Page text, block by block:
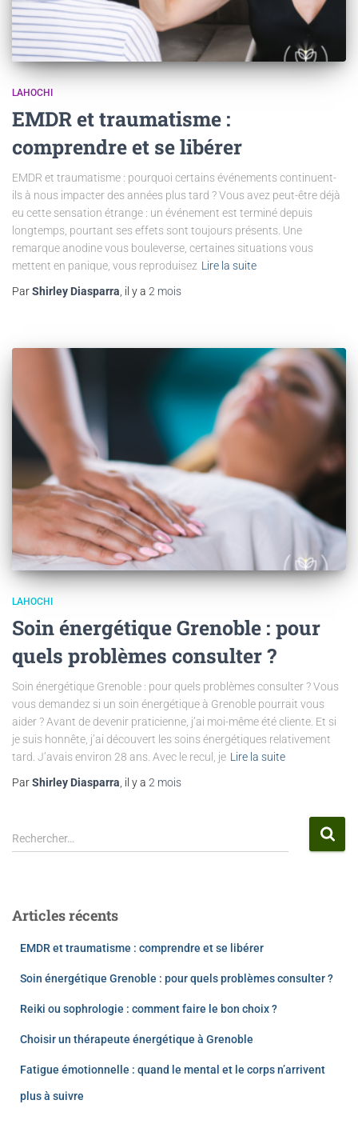
LAHOCHI
EMDR et traumatisme :
comprendre et se libérer
EMDR et traumatisme : pourquoi certains événements continuent-
ils à nous impacter des années plus tard ? Vous avez peut-être déjà
eu cette sensation étrange : un événement est terminé depuis
longtemps, pourtant ses effets sont toujours présents. Une
remarque anodine vous bouleverse, certaines situations vous
mettent en panique, vous reproduisez Lire la suite
ParShirley Diasparra , il y a 2 mois
LAHOCHI
Soin énergétique Grenoble : pour
quels problèmes consulter ?
Soin énergétique Grenoble : pour quels problèmes consulter ? Vous
vous demandez si un soin énergétique à Grenoble pourrait vous
aider ? Avant de devenir praticienne, j’ai moi-même été cliente. Et si
je suis honnête, j’ai découvert les soins énergétiques relativement
tard. J’avais environ 28 ans. Avec le recul, je Lire la suite
ParShirley Diasparra, il y a 2 mois
Rechercher…
Articles récents
EMDR et traumatisme : comprendre et se libérer
Soin énergétique Grenoble : pour quels problèmes consulter ?
Reiki ou sophrologie : comment faire le bon choix ?
Choisir un thérapeute énergétique à Grenoble
Fatigue émotionnelle : quand le mental et le corps n’arrivent
plus à suivre